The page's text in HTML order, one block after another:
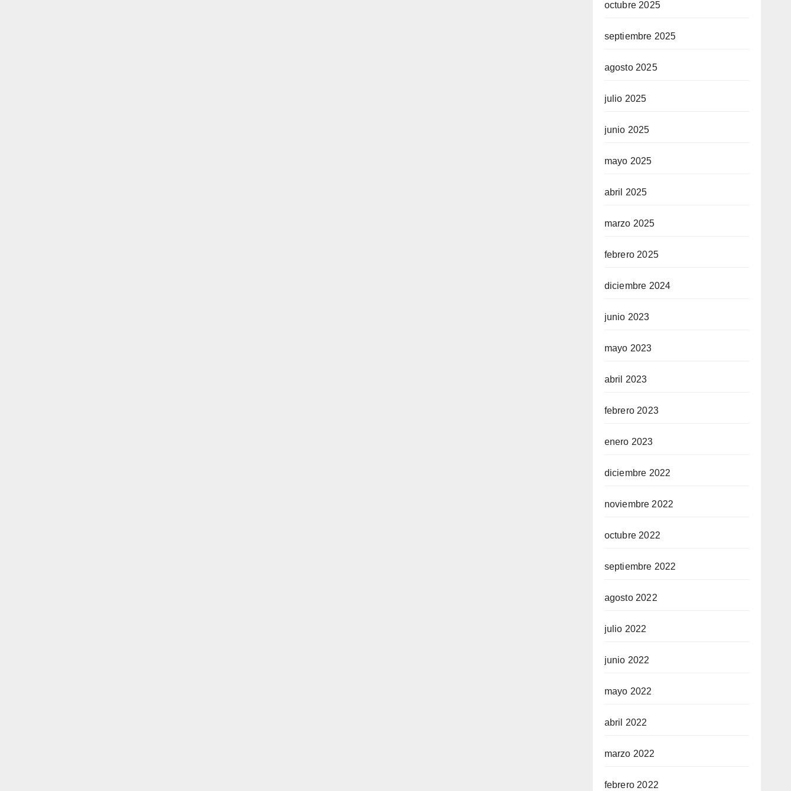
octubre 2025
septiembre 2025
agosto 2025
julio 2025
junio 2025
mayo 2025
abril 2025
marzo 2025
febrero 2025
diciembre 2024
junio 2023
mayo 2023
abril 2023
febrero 2023
enero 2023
diciembre 2022
noviembre 2022
octubre 2022
septiembre 2022
agosto 2022
julio 2022
junio 2022
mayo 2022
abril 2022
marzo 2022
febrero 2022